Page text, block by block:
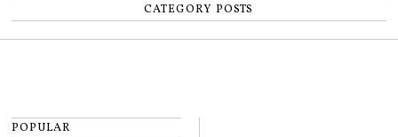
CATEGORY POSTS
POPULAR